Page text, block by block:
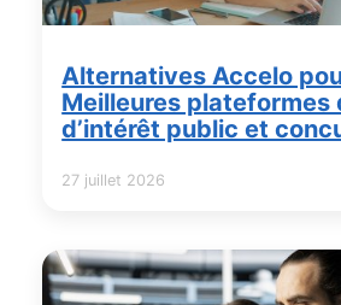
Alternatives Accelo
Meilleures plateformes
d’intérêt public et
27 juillet 2026